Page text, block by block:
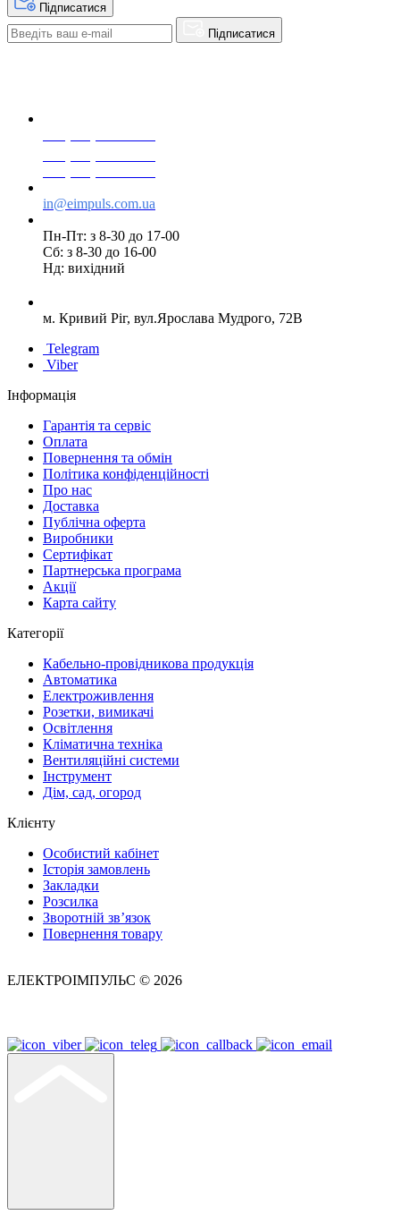
Підписатися
Підписатися
in@eimpuls.com.ua
Пн-Пт: з 8-30 до 17-00
Сб: з 8-30 до 16-00
Нд: вихідний
м. Кривий Ріг, вул.Ярослава Мудрого, 72В
Telegram
Viber
Інформація
Гарантія та сервіс
Оплата
Повернення та обмін
Політика конфіденційності
Про нас
Доставка
Публічна оферта
Виробники
Сертифікат
Партнерська програма
Акції
Карта сайту
Категорії
Кабельно-провідникова продукція
Автоматика
Електроживлення
Розетки, вимикачі
Освітлення
Кліматична техніка
Вентиляційні системи
Інструмент
Дім, сад, огород
Клієнту
Особистий кабінет
Історія замовлень
Закладки
Розсилка
Зворотній зв’язок
Повернення товару
ЕЛЕКТРОІМПУЛЬС © 2026